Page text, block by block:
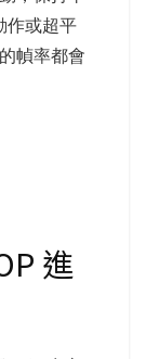
作或超平
幀率都會
進